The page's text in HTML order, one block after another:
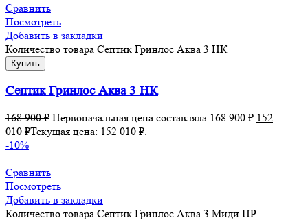
Сравнить
Посмотреть
Добавить в закладки
Количество товара Септик Гринлос Аква 3 НК
Купить
Септик Гринлос Аква 3 НК
168 900₽ Первоначальная цена составляла 168 900 ₽.152
010 ₽Текущая цена: 152 010 ₽.
-10%
Сравнить
Посмотреть
Добавить в закладки
Количество товара Септик Гринлос Аква 3 Миди ПР